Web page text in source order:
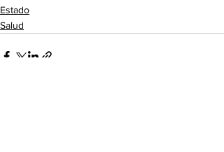
Estado
Salud